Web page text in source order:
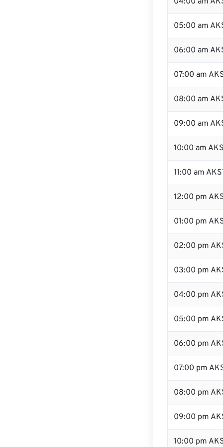
05:00 am
06:00 am
07:00 am
08:00 am
09:00 am
10:00 am
11:00 am
12:00 pm
01:00 pm
02:00 pm
03:00 pm
04:00 pm
05:00 pm
06:00 pm
07:00 pm
08:00 pm
09:00 pm
10:00 pm